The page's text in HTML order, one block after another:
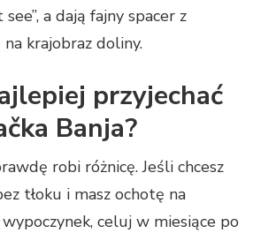
a dają fajny spacer z
krajobraz doliny.
przyjechać
Banja?
robi różnicę. Jeśli chcesz
tłoku i masz ochotę na
celuj w miesiące po